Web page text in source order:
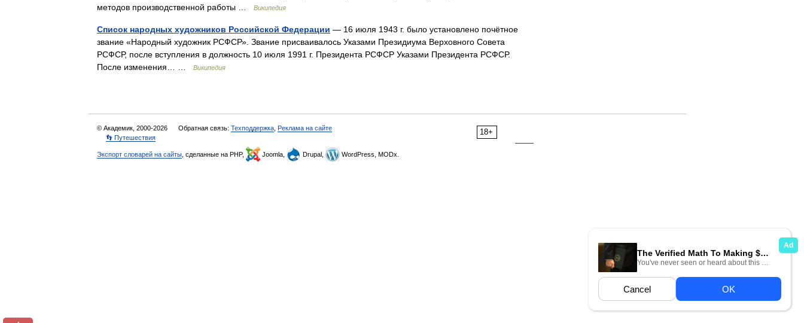
методов производственной работы …
Википедия
Список народных художников Российской Федерации — 16 июля 1943 г. было установлено почётное
звание «Народный художник РСФСР». Звание присваивалось Указами Президиума Верховного Совета
РСФСР, после вступления в должность 10 июля 1991 г. Президента РСФСР Указами Президента РСФСР.
После изменения… …
Википедия
18+
© Академик, 2000-2026 Обратная связь: Техподдержка Реклама на сайте
👣 Путешествия
Экспорт словарей на сайты , сделанные на PHP, Joomla, Drupal, WordPress, MODx.